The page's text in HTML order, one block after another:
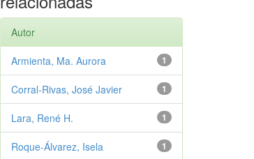
Autor
1
Armienta, Ma. Aurora
1
Corral-Rivas, José Javier
1
Lara, René H.
1
Roque-Álvarez, Isela